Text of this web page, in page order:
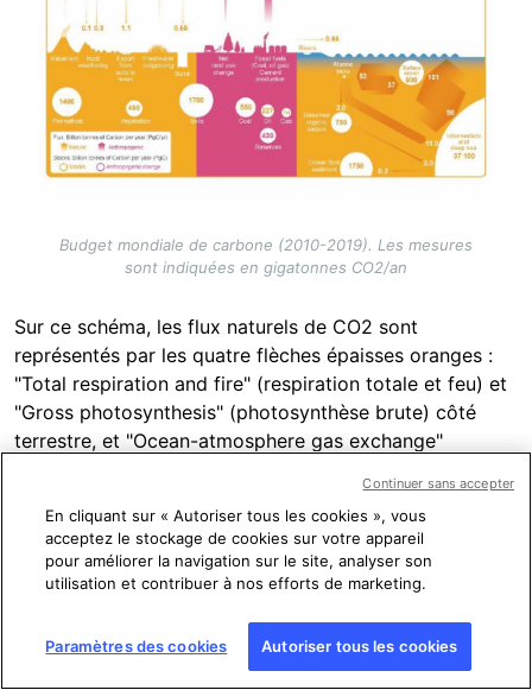
Budget mondiale de carbone (2010-2019). Les mesures
sont indiquées en gigatonnes CO2/an
Sur ce schéma, les flux naturels de CO2 sont
représentés par les quatre flèches épaisses oranges :
"Total respiration and fire" (respiration totale et feu) et
"Gross photosynthesis" (photosynthèse brute) côté
terrestre, et "Ocean-atmosphere gas exchange"
"Ce sont des flux importants, mais ils se compensent",
explique Gerhard Krinner. Entre d'autres termes, les
échanges naturels de CO2, en orange, s'équilibrent
avant la période industrielle, la concentration de CO2
dans l'atmosphère était stable, proche de 280 ppmv
En cliquant sur « Autoriser tous les cookies », vous
acceptez le stockage de cookies sur votre appareil
pour améliorer la navigation sur le site, analyser son
utilisation et contribuer à nos efforts de marketing.
Paramètres des cookies Autoriser tous les cookies
Continuer sans accepter